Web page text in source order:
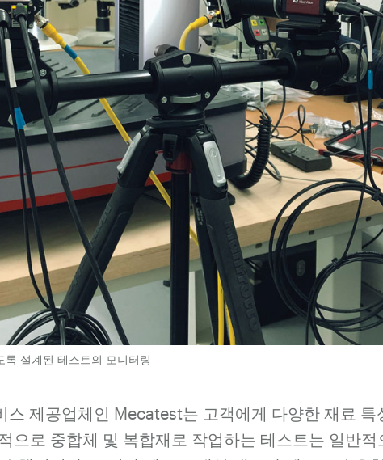
록 설계된 테스트의 모니터링
스 제공업체인 Mecatest는 고객에게 다양한 재료 특
으로 중합체 및 복합재로 작업하는 테스트는 일반